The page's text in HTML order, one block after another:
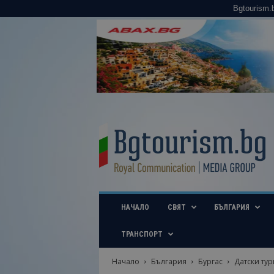
u
i
b
НАЧАЛО СВЯТ БЪЛГАРИЯ
ТРАНСПОРТ
Начало България Бургас
Датски